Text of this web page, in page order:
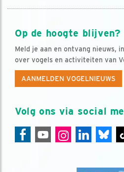
Op de hoogte blijven?
Meld je aan en ontvang nieuws,
over vogels en activiteiten van
AANMELDEN VOGELNIEUWS
Volg ons via social